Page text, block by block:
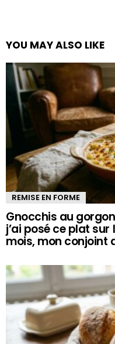
YOU MAY ALSO LIKE
REMISE EN FORME
Gnocchis au
j’ai posé ce plat
mois, mon conjoint